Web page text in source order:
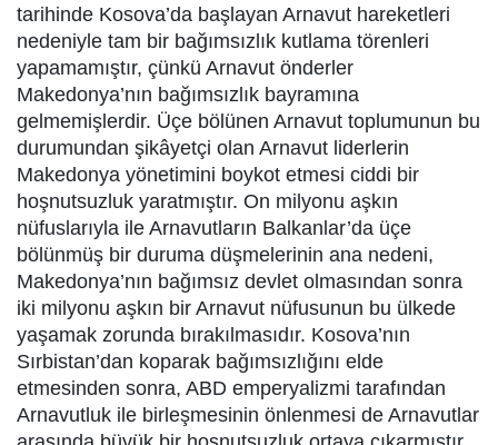
tarihinde Kosova’da başlayan Arnavut hareketleri
nedeniyle tam bir bağımsızlık kutlama törenleri
yapamamıştır, çünkü Arnavut önderler
Makedonya’nın bağımsızlık bayramına
gelmemişlerdir. Üçe bölünen Arnavut toplumunun bu
durumundan şikâyetçi olan Arnavut liderlerin
Makedonya yönetimini boykot etmesi ciddi bir
hoşnutsuzluk yaratmıştır. On milyonu aşkın
nüfuslarıyla ile Arnavutların Balkanlar’da üçe
bölünmüş bir duruma düşmelerinin ana nedeni,
Makedonya’nın bağımsız devlet olmasından sonra
iki milyonu aşkın bir Arnavut nüfusunun bu ülkede
yaşamak zorunda bırakılmasıdır. Kosova’nın
Sırbistan’dan koparak bağımsızlığını elde
etmesinden sonra, ABD emperyalizmi tarafından
Arnavutluk ile birleşmesinin önlenmesi de Arnavutlar